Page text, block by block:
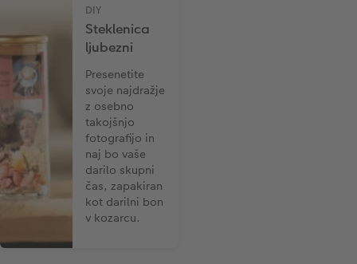
DIY
Steklenica
ljubezni
Presenetite
svoje najdražje
z osebno
takojšnjo
fotografijo in
naj bo vaše
darilo skupni
čas, zapakiran
kot darilni bon
v kozarcu.